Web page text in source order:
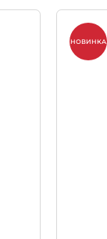
НОВИНКА